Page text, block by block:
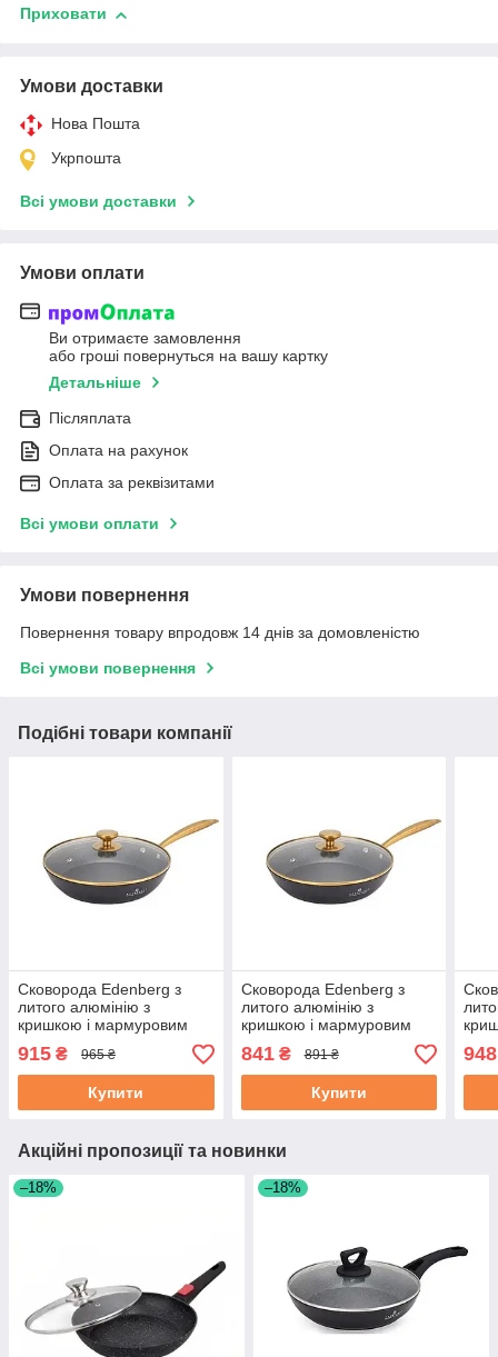
Приховати
Умови доставки
Нова Пошта
Укрпошта
Всі умови доставки
Умови оплати
Ви отримаєте замовлення
або гроші повернуться на вашу картку
Детальніше
Післяплата
Оплата на рахунок
Оплата за реквізитами
Всі умови оплати
Умови повернення
Повернення товару впродовж 14 днів за домовленістю
Всі умови повернення
Подібні товари компанії
Сковорода Edenberg з
литого алюмінію з
кришкою і мармуровим
антипригарним покриттям
24 см (EB-3418)
915 ₴ 965 ₴
Купити
Сковорода Edenberg з
литого алюмінію з
кришкою і мармуровим
антипригарним покриттям
22 см (EB-3417)
841₴ 891 ₴
Купити
26
948
Акційні пропозиції та новинки
–18% –18%